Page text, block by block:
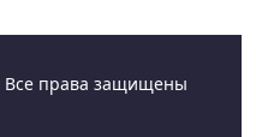
Все права защищены